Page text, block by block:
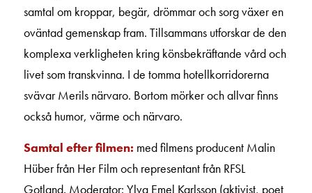
samtal om kroppar, begär, drömmar och sorg växer en
oväntad gemenskap fram. Tillsammans utforskar de den
komplexa verkligheten kring könsbekräftande vård och
livet som transkvinna. I de tomma hotellkorridorerna
svävar Merils närvaro. Bortom mörker och allvar finns
också humor, värme och närvaro.
Samtal efter filmen: med filmens producent Malin
Hüber från Her Film och representant från RFSL
Gotland. Moderator: Ylva Emel Karlsson (aktivist, poet